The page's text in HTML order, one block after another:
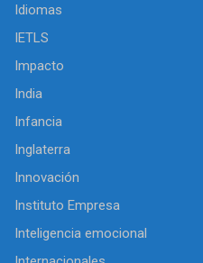
Idiomas
IETLS
Impacto
India
Infancia
Inglaterra
Innovación
Instituto Empresa
Inteligencia emocional